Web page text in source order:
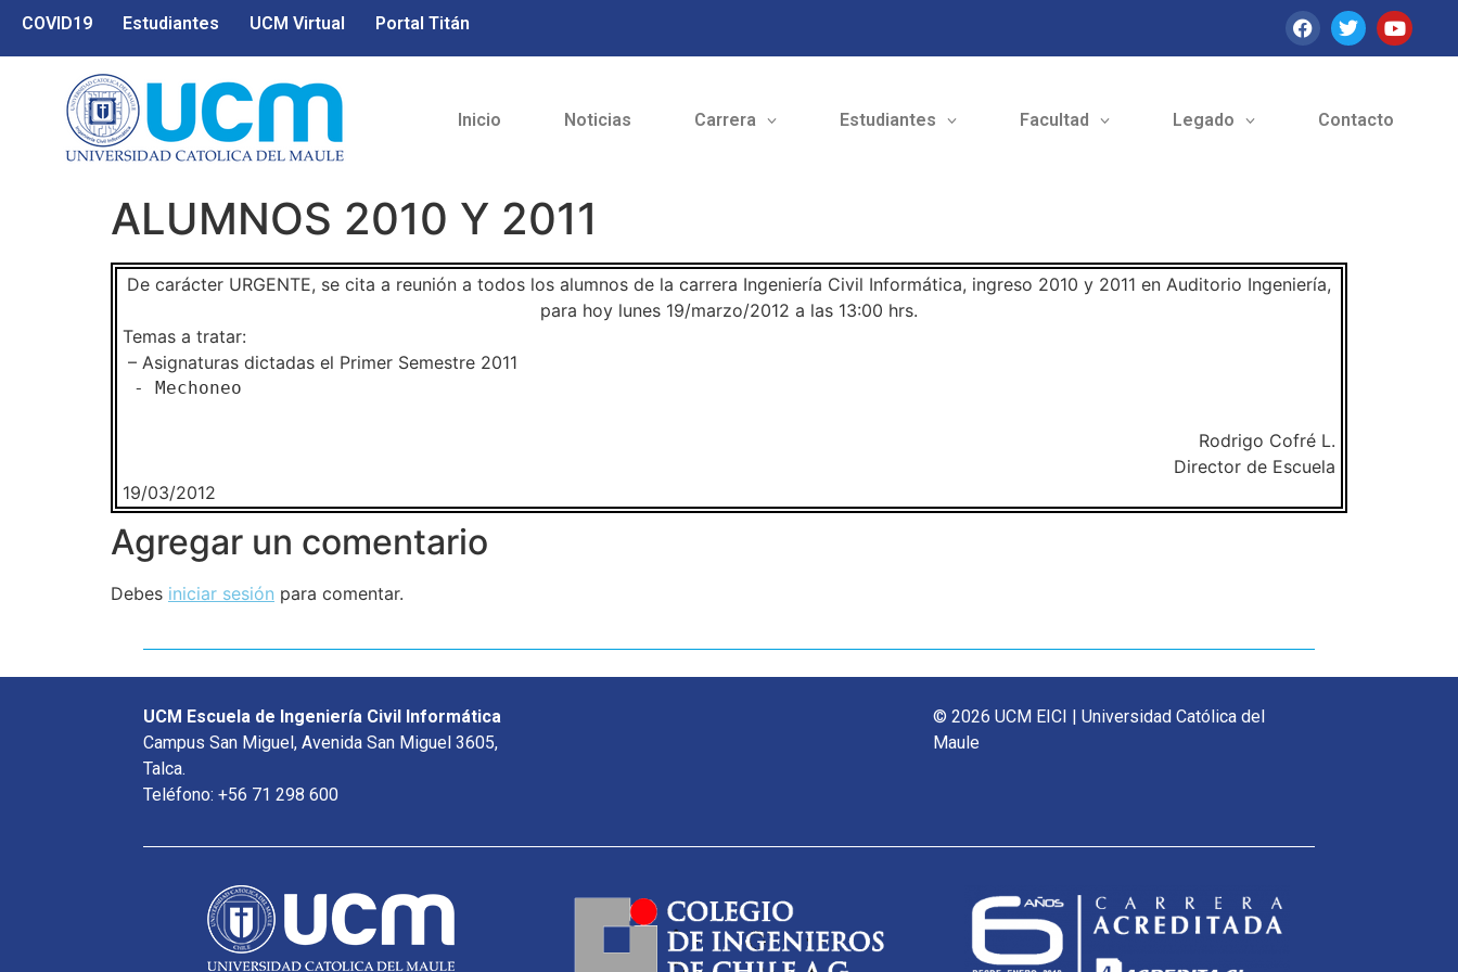
COVID19 Estudiantes UCM Virtual Portal Titán
Inicio Noticias Carrera Estudiantes Facultad Legado Contacto
ALUMNOS 2010 Y 2011
De carácter URGENTE, se cita a reunión a todos los alumnos de la carrera Ingeniería Civil Informática, ingreso 2010 y 2011 en Auditorio Ingeniería,
para hoy lunes 19/marzo/2012 a las 13:00 hrs.
Temas a tratar:
– Asignaturas dictadas el Primer Semestre 2011
- Mechoneo
Rodrigo Cofré L.
Director de Escuela
19/03/2012
Agregar un comentario
Debes iniciar sesión para comentar.
UCM Escuela de Ingeniería Civil Informática
Campus San Miguel, Avenida San Miguel 3605,
Talca.
Teléfono: +56 71 298 600
© 2026 UCM EICI | Universidad Católica del
Maule